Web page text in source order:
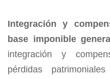
Integración y
base imponible
integración y
pérdidas